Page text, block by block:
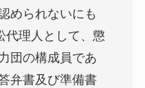
められないにも
代理人として、懲
団の構成員であ
弁書及び準備書